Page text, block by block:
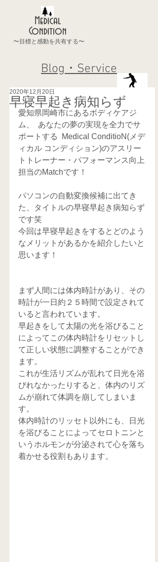
Medical
Condition
〜目標と感動を共有する〜
Blog・Service
早寝早起き病知らず
2020年12月20日
愛知県岡崎市にあるボディケアジ
ム、  あなたの夢の実現を全力でサ
ポートする  Medical ConditioN(メデ
ィカル コンディション)のアスリー
トトレーナー・パフォーマンス向上
担当のMatchです！
パソコンの自動変換候補に出てき
た、タイトルの早寝早起き病知らず
です笑
今回は早寝早起きをするとどのよう
なメリットがあるかを紹介したいと
思います！
まず人間には体内時計があり、その
時計が一日約２５時間で設定されて
いると言われています。
早起きをして太陽の光を浴びること
によってこの体内時計をリセットし
て正しい状態に調整することができ
ます。
これが生活リズムが乱れて日光を浴
びれなかったりすると、体内のリズ
ムが崩れて体調を崩してしまいま
す。
体内時計のリッセト以外にも、日光
を浴びることによってセロトニンと
いうホルモンが分泌されて心を落ち
着かせる役割もあります。